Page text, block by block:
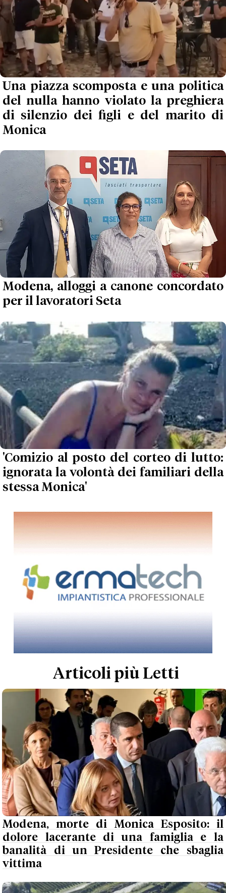
Una piazza scomposta e una politica
del nulla hanno violato la preghiera
di silenzio dei figli e del marito di
Monica
Modena, alloggi a canone concordato
per il lavoratori Seta
'Comizio al posto del corteo di lutto:
ignorata la volontà dei familiari della
stessa Monica'
Articoli più Letti
Modena, morte di Monica Esposito: il
dolore lacerante di una famiglia e la
banalità di un Presidente che sbaglia
vittima